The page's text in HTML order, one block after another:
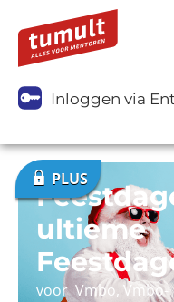
Inloggen via
ultieme
voor Vmbo, Vmbo-